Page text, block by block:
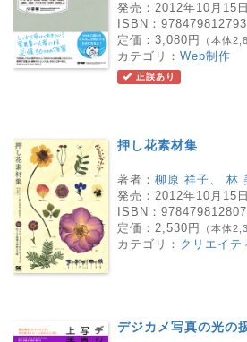
発売： 2012年10月15日
ISBN：
定価： 3,080円 （本体
カテゴリ： Web制作
正誤あり
押し花素材集
著者： 柳原 祥子、 林
発売： 2012年10月15日
ISBN：
定価： 2,530円 （本体
カテゴリ： クリエイテ
デジカメ写真の光の